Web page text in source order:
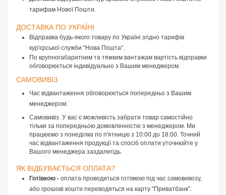
тарифам Нової Пошти.
ДОСТАВКА ПО УКРАЇНІ
Відправка будь-якого товару по Україні згідно тарифів
кур'єрської служби "Нова Пошта".
По крупногабаритним та тяжким вантажам вартість відправки
обговорюється індивідуально з Вашим менеджером.
САМОВИВІЗ
Час відвантаження обговорюється попередньо з Вашим
менеджером.
Самовивіз. У вас є можливість забрати товар самостійно
тільки за попередньою домовленністю з менеджером. Ми
працюємо з понеділка по п'ятницю з 10:00 до 18:00. Точний
час відвантаження продукції та спосіб оплати уточнюйте у
Вашого менеджера заздалегідь.
ЯК ВІДБУВАЄТЬСЯ ОПЛАТА?
Готівкою - оплата проводиться готівкою під час самовивозу,
або грошові кошти переводяться на карту "Приватбанк".